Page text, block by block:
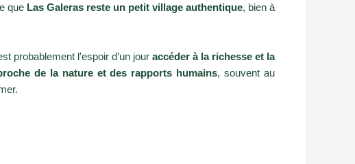
que Las Galeras reste un petit village authentique, bien à
probablement l’espoir d’un jour accéder à la richesse et la
de la nature et des rapports humains, souvent au